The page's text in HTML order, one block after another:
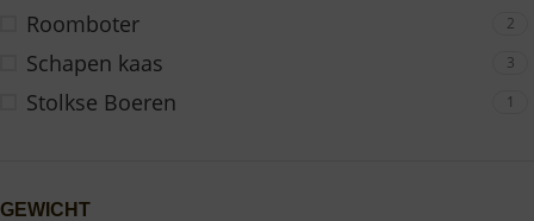
Roomboter 2
Schapen kaas 3
Stolkse Boeren 1
GEWICHT